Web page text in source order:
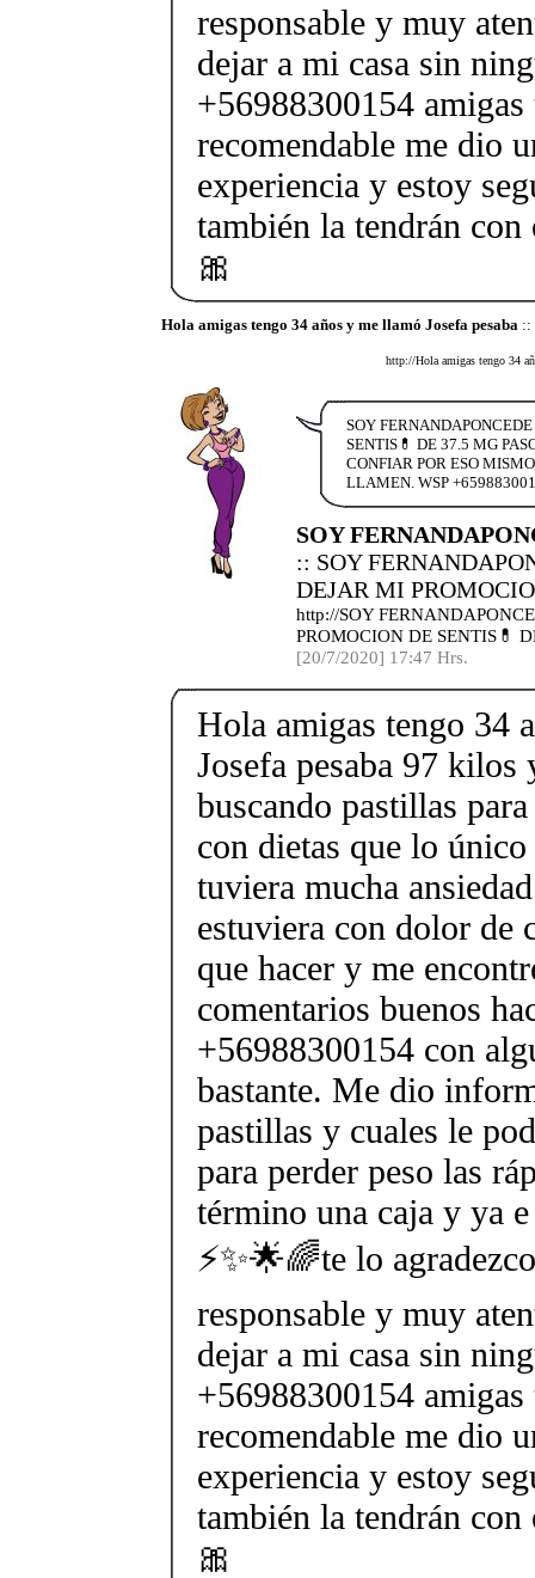
responsable y muy
dejar a mi casa sin
+56988300154 amigas
recomendable me dio
experiencia y estoy
también la tendrán
🎀
Hola amigas tengo 34 años y me llamó Josefa pesaba ::
http://Hola amigas tengo 34
SOY
SENTIS💊 DE 37.5 MG
CONFIAR POR ESO
LLAMEN. WSP
SOY
:: SOY
DEJAR MI
http://SOY
PROMOCION DE SENTIS💊
[20/7/2020] 17:47 Hrs.
Hola amigas tengo 34
Josefa pesaba 97 kilos
buscando pastillas
con dietas que lo
tuviera mucha
estuviera con dolor de
que hacer y me
comentarios buenos
+56988300154 con
bastante. Me dio
pastillas y cuales le
para perder peso las
término una caja y ya
⚡✨🌟🌈te lo
responsable y muy
dejar a mi casa sin
+56988300154 amigas
recomendable me dio
experiencia y estoy
también la tendrán
🎀